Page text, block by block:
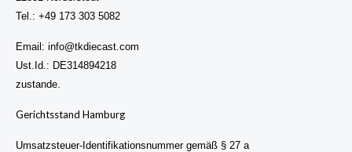
Tel.: +49 173 303 5082
Email: info@tkdiecast.com
Ust.Id.: DE314894218
zustande.
Gerichtsstand Hamburg
Umsatzsteuer-Identifikationsnummer gemäß § 27 a